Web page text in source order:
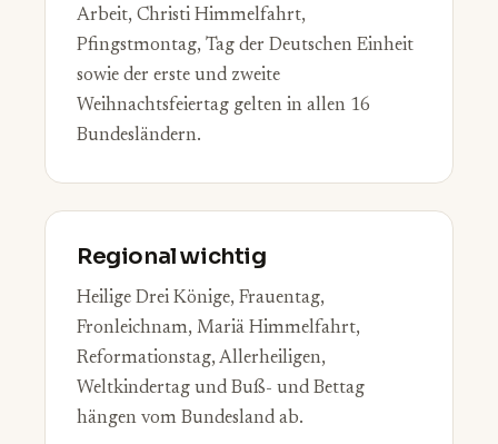
Arbeit, Christi Himmelfahrt,
Pfingstmontag, Tag der Deutschen Einheit
sowie der erste und zweite
Weihnachtsfeiertag gelten in allen 16
Bundesländern.
Regional wichtig
Heilige Drei Könige, Frauentag,
Fronleichnam, Mariä Himmelfahrt,
Reformationstag, Allerheiligen,
Weltkindertag und Buß- und Bettag
hängen vom Bundesland ab.